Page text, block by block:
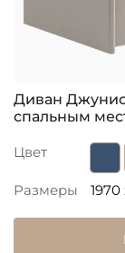
Диван
спальным
Цвет
Размеры